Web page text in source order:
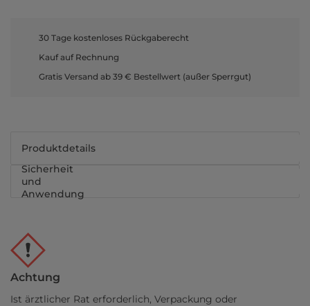
30 Tage kostenloses Rückgaberecht
Kauf auf Rechnung
Gratis Versand ab 39 € Bestellwert (außer Sperrgut)
Produktdetails
Sicherheit
und
Anwendung
Achtung
Ist ärztlicher Rat erforderlich, Verpackung oder